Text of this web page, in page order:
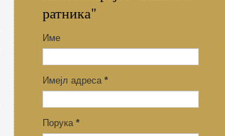
ратника"
Име
Имејл адреса *
Порука *